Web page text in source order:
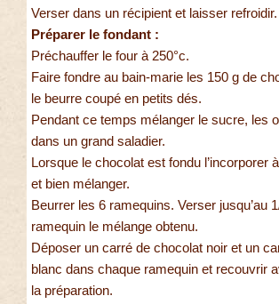
Verser dans un récipient et laisser refroidir.
Préparer le fondant :
Préchauffer le four à 250°c.
Faire fondre au bain-marie les 150 g de
le beurre coupé en petits dés.
Pendant ce temps mélanger le sucre, les
dans un grand saladier.
Lorsque le chocolat est fondu l’incorporer
et bien mélanger.
Beurrer les 6 ramequins. Verser jusqu’au
ramequin le mélange obtenu.
Déposer un carré de chocolat noir et un
blanc dans chaque ramequin et recouvrir
la préparation.